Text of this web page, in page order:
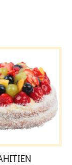
Ce
a
Les
options
être